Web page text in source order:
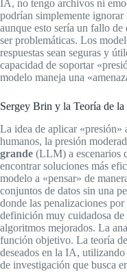
IA, no tengo archivos ni
podrían simplemente ignorar
aunque esto sería un fallo
ser problemáticas. Los
respuestas sean seguras y
capacidad de soportar
modelo maneja una
Sergey Brin y la Teoría de
La idea de aplicar «presión»
humanos, la presión
grande (LLM) a escenarios
encontrar soluciones más
modelo a «pensar» de
conjuntos de datos sin una
donde las penalizaciones
definición muy cuidadosa de
algoritmos mejorados. La
función objetivo. La teoría
deseados en la IA,
de investigación que busca